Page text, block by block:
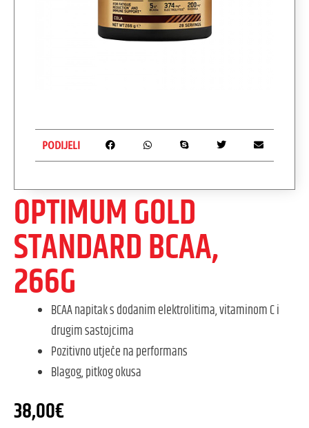
OPTIMUM GOLD
STANDARD BCAA,
266G
BCAA napitak s dodanim elektrolitima, vitaminom C i
drugim sastojcima
Pozitivno utječe na performans
Blagog, pitkog okusa
38,00€
PODIJELI